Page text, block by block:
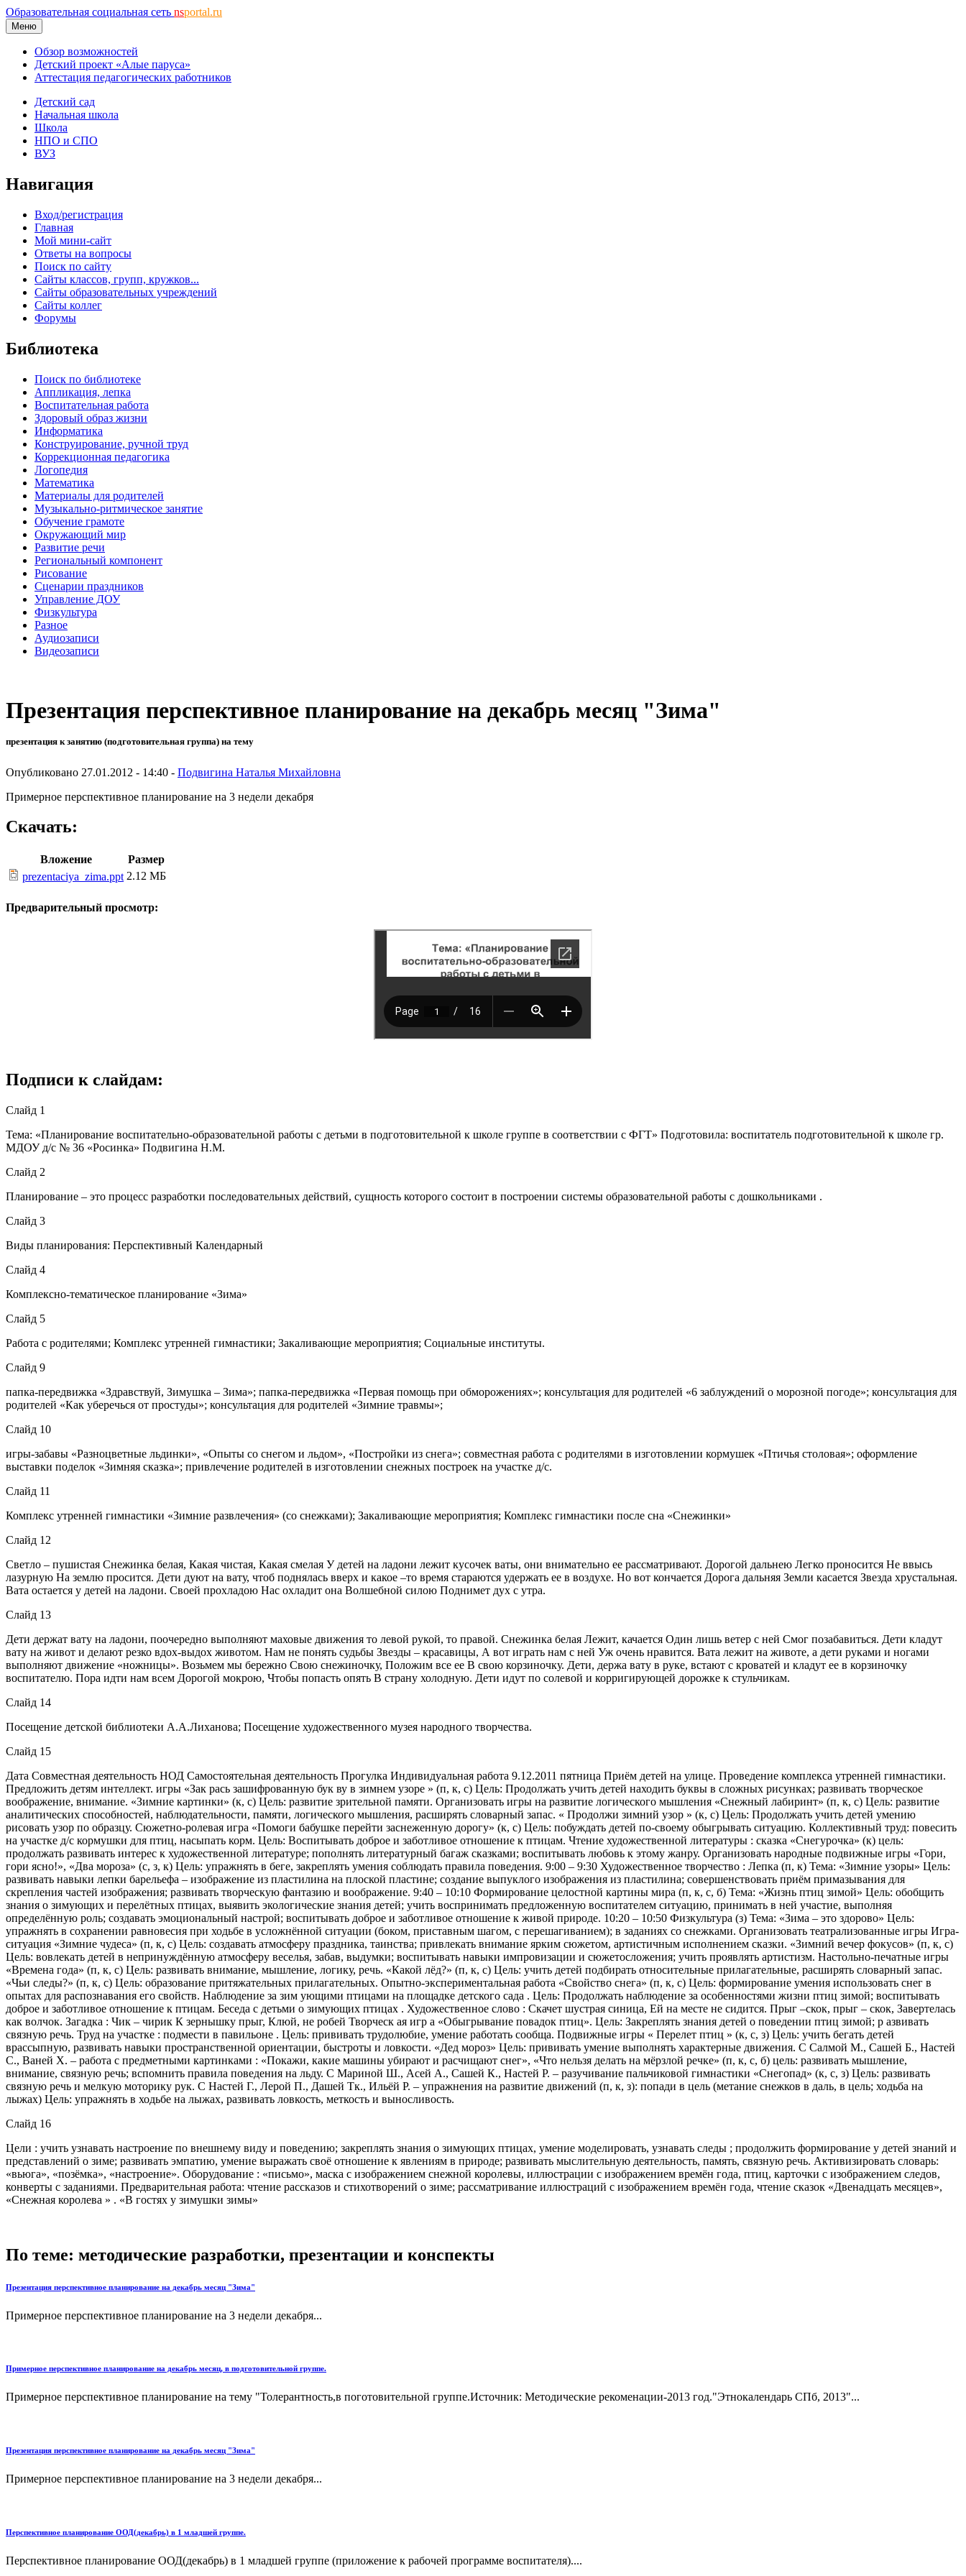
Образовательная социальная сеть nsportal.ru
Меню
Обзор возможностей
Детский проект «Алые паруса»
Аттестация педагогических работников
Детский сад
Начальная школа
Школа
НПО и СПО
ВУЗ
Навигация
Вход/регистрация
Главная
Мой мини-сайт
Ответы на вопросы
Поиск по сайту
Сайты классов, групп, кружков...
Сайты образовательных учреждений
Сайты коллег
Форумы
Библиотека
Поиск по библиотеке
Аппликация, лепка
Воспитательная работа
Здоровый образ жизни
Информатика
Конструирование, ручной труд
Коррекционная педагогика
Логопедия
Математика
Материалы для родителей
Музыкально-ритмическое занятие
Обучение грамоте
Окружающий мир
Развитие речи
Региональный компонент
Рисование
Сценарии праздников
Управление ДОУ
Физкультура
Разное
Аудиозаписи
Видеозаписи
Презентация перспективное планирование на декабрь месяц "Зима"
презентация к занятию (подготовительная группа) на тему
Опубликовано 27.01.2012 - 14:40 - Подвигина Наталья Михайловна
Примерное перспективное планирование на 3 недели декабря
Скачать:
Вложение
Размер
prezentaciya_zima.ppt 2.12 МБ
Предварительный просмотр:
Подписи к слайдам:
Слайд 1
Тема: «Планирование воспитательно-образовательной работы с детьми в подготовительной к школе группе в соответствии с ФГТ» Подготовила: воспитатель подготовительной к школе гр.
МДОУ д/с № 36 «Росинка» Подвигина Н.М.
Слайд 2
Планирование – это процесс разработки последовательных действий, сущность которого состоит в построении системы образовательной работы с дошкольниками .
Слайд 3
Виды планирования: Перспективный Календарный
Слайд 4
Комплексно-тематическое планирование «Зима»
Слайд 5
Работа с родителями; Комплекс утренней гимнастики; Закаливающие мероприятия; Социальные институты.
Слайд 9
папка-передвижка «Здравствуй, Зимушка – Зима»; папка-передвижка «Первая помощь при обморожениях»; консультация для родителей «6 заблуждений о морозной погоде»; консультация для
родителей «Как уберечься от простуды»; консультация для родителей «Зимние травмы»;
Слайд 10
игры-забавы «Разноцветные льдинки», «Опыты со снегом и льдом», «Постройки из снега»; совместная работа с родителями в изготовлении кормушек «Птичья столовая»; оформление
выставки поделок «Зимняя сказка»; привлечение родителей в изготовлении снежных построек на участке д/с.
Слайд 11
Комплекс утренней гимнастики «Зимние развлечения» (со снежками); Закаливающие мероприятия; Комплекс гимнастики после сна «Снежинки»
Слайд 12
Светло – пушистая Снежинка белая, Какая чистая, Какая смелая У детей на ладони лежит кусочек ваты, они внимательно ее рассматривают. Дорогой дальнею Легко проносится Не ввысь
лазурную На землю просится. Дети дуют на вату, чтоб поднялась вверх и какое –то время стараются удержать ее в воздухе. Но вот кончается Дорога дальняя Земли касается Звезда хрустальная.
Вата остается у детей на ладони. Своей прохладою Нас охладит она Волшебной силою Поднимет дух с утра.
Слайд 13
Дети держат вату на ладони, поочередно выполняют маховые движения то левой рукой, то правой. Снежинка белая Лежит, качается Один лишь ветер с ней Смог позабавиться. Дети кладут
вату на живот и делают резко вдох-выдох животом. Нам не понять судьбы Звезды – красавицы, А вот играть нам с ней Уж очень нравится. Вата лежит на животе, а дети руками и ногами
выполняют движение «ножницы». Возьмем мы бережно Свою снежиночку, Положим все ее В свою корзиночку. Дети, держа вату в руке, встают с кроватей и кладут ее в корзиночку
воспитателю. Пора идти нам всем Дорогой мокрою, Чтобы попасть опять В страну холодную. Дети идут по солевой и корригирующей дорожке к стульчикам.
Слайд 14
Посещение детской библиотеки А.А.Лиханова; Посещение художественного музея народного творчества.
Слайд 15
Дата Совместная деятельность НОД Самостоятельная деятельность Прогулка Индивидуальная работа 9.12.2011 пятница Приём детей на улице. Проведение комплекса утренней гимнастики.
Предложить детям интеллект. игры «Зак рась зашифрованную бук ву в зимнем узоре » (п, к, с) Цель: Продолжать учить детей находить буквы в сложных рисунках; развивать творческое
воображение, внимание. «Зимние картинки» (к, с) Цель: развитие зрительной памяти. Организовать игры на развитие логического мышления «Снежный лабиринт» (п, к, с) Цель: развитие
аналитических способностей, наблюдательности, памяти, логического мышления, расширять словарный запас. « Продолжи зимний узор » (к, с) Цель: Продолжать учить детей умению
рисовать узор по образцу. Сюжетно-ролевая игра «Помоги бабушке перейти заснеженную дорогу» (к, с) Цель: побуждать детей по-своему обыгрывать ситуацию. Коллективный труд: повесить
на участке д/с кормушки для птиц, насыпать корм. Цель: Воспитывать доброе и заботливое отношение к птицам. Чтение художественной литературы : сказка «Снегурочка» (к) цель:
продолжать развивать интерес к художественной литературе; пополнять литературный багаж сказками; воспитывать любовь к этому жанру. Организовать народные подвижные игры «Гори,
гори ясно!», «Два мороза» (с, з, к) Цель: упражнять в беге, закреплять умения соблюдать правила поведения. 9:00 – 9:30 Художественное творчество : Лепка (п, к) Тема: «Зимние узоры» Цель:
развивать навыки лепки барельефа – изображение из пластилина на плоской пластине; создание выпуклого изображения из пластилина; совершенствовать приём примазывания для
скрепления частей изображения; развивать творческую фантазию и воображение. 9:40 – 10:10 Формирование целостной картины мира (п, к, с, б) Тема: «Жизнь птиц зимой» Цель: обобщить
знания о зимующих и перелётных птицах, выявить экологические знания детей; учить воспринимать предложенную воспитателем ситуацию, принимать в ней участие, выполняя
определённую роль; создавать эмоциональный настрой; воспитывать доброе и заботливое отношение к живой природе. 10:20 – 10:50 Физкультура (з) Тема: «Зима – это здорово» Цель:
упражнять в сохранении равновесия при ходьбе в усложнённой ситуации (боком, приставным шагом, с перешагиванием); в заданиях со снежками. Организовать театрализованные игры Игра-
ситуация «Зимние чудеса» (п, к, с) Цель: создавать атмосферу праздника, таинства; привлекать внимание ярким сюжетом, артистичным исполнением сказки. «Зимний вечер фокусов» (п, к, с)
Цель: вовлекать детей в непринуждённую атмосферу веселья, забав, выдумки; воспитывать навыки импровизации и сюжетосложения; учить проявлять артистизм. Настольно-печатные игры
«Времена года» (п, к, с) Цель: развивать внимание, мышление, логику, речь. «Какой лёд?» (п, к, с) Цель: учить детей подбирать относительные прилагательные, расширять словарный запас.
«Чьи следы?» (п, к, с) Цель: образование притяжательных прилагательных. Опытно-экспериментальная работа «Свойство снега» (п, к, с) Цель: формирование умения использовать снег в
опытах для распознавания его свойств. Наблюдение за зим ующими птицами на площадке детского сада . Цель: Продолжать наблюдение за особенностями жизни птиц зимой; воспитывать
доброе и заботливое отношение к птицам. Беседа с детьми о зимующих птицах . Художественное слово : Скачет шустрая синица, Ей на месте не сидится. Прыг –скок, прыг – скок, Завертелась
как волчок. Загадка : Чик – чирик К зернышку прыг, Клюй, не робей Творческ ая игр а «Обыгрывание повадок птиц». Цель: Закреплять знания детей о поведении птиц зимой; р азвивать
связную речь. Труд на участке : подмести в павильоне . Цель: прививать трудолюбие, умение работать сообща. Подвижные игры « Перелет птиц » (к, с, з) Цель: учить бегать детей
врассыпную, развивать навыки пространственной ориентации, быстроты и ловкости. «Дед мороз» Цель: прививать умение выполнять характерные движения. С Салмой М., Сашей Б., Настей
С., Ваней Х. – работа с предметными картинками : «Покажи, какие машины убирают и расчищают снег», «Что нельзя делать на мёрзлой речке» (п, к, с, б) цель: развивать мышление,
внимание, связную речь; вспомнить правила поведения на льду. С Мариной Ш., Асей А., Сашей К., Настей Р. – разучивание пальчиковой гимнастики «Снегопад» (к, с, з) Цель: развивать
связную речь и мелкую моторику рук. С Настей Г., Лерой П., Дашей Тк., Ильёй Р. – упражнения на развитие движений (п, к, з): попади в цель (метание снежков в даль, в цель; ходьба на
лыжах) Цель: упражнять в ходьбе на лыжах, развивать ловкость, меткость и выносливость.
Слайд 16
Цели : учить узнавать настроение по внешнему виду и поведению; закреплять знания о зимующих птицах, умение моделировать, узнавать следы ; продолжить формирование у детей знаний и
представлений о зиме; развивать эмпатию, умение выражать своё отношение к явлениям в природе; развивать мыслительную деятельность, память, связную речь. Активизировать словарь:
«вьюга», «позёмка», «настроение». Оборудование : «письмо», маска с изображением снежной королевы, иллюстрации с изображением времён года, птиц, карточки с изображением следов,
конверты с заданиями. Предварительная работа: чтение рассказов и стихотворений о зиме; рассматривание иллюстраций с изображением времён года, чтение сказок «Двенадцать месяцев»,
«Снежная королева » . «В гостях у зимушки зимы»
По теме: методические разработки, презентации и конспекты
Презентация перспективное планирование на декабрь месяц "Зима"
Примерное перспективное планирование на 3 недели декабря...
Примерное перспективное планирование на декабрь месяц, в подготовительной группе.
Примерное перспективное планирование на тему "Толерантность,в поготовительной группе.Источник: Методические рекоменации-2013 год."Этнокалендарь СПб, 2013"...
Презентация перспективное планирование на декабрь месяц "Зима"
Примерное перспективное планирование на 3 недели декабря...
Перспективное планирование ООД(декабрь) в 1 младшей группе.
Перспективное планирование ООД(декабрь) в 1 младшей группе (приложение к рабочей программе воспитателя)....